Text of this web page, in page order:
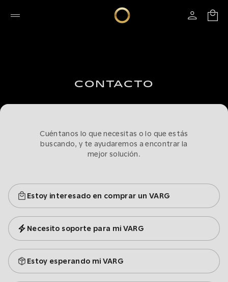
CONTACTO
Cuéntanos lo que necesitas o lo que estás
buscando, y te ayudaremos a encontrar la
mejor solución.
Estoy interesado en comprar un VARG
Necesito soporte para mi VARG
Estoy esperando mi VARG